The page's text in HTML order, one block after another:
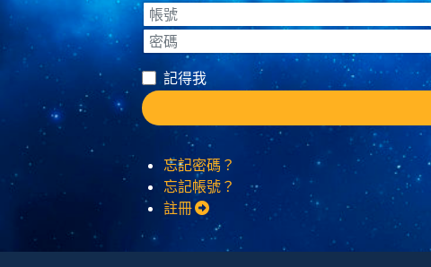
帳號
密碼
記得我
忘記密碼？
忘記帳號？
註冊